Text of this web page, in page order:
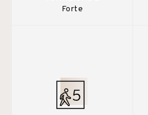
Forte